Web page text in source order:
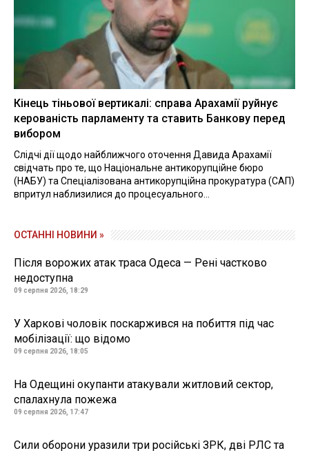
Кінець тіньової вертикалі: справа Арахамії руйнує
керованість парламенту та ставить Банкову перед
вибором
Слідчі дії щодо найближчого оточення Давида Арахамії
свідчать про те, що Національне антикорупційне бюро
(НАБУ) та Спеціалізована антикорупційна прокуратура (САП)
впритул наблизилися до процесуального...
ОСТАННІ НОВИНИ »
Після ворожих атак траса Одеса — Рені частково
недоступна
09 серпня 2026, 18:29
У Харкові чоловік поскаржився на побиття під час
мобілізації: що відомо
09 серпня 2026, 18:05
На Одещині окупанти атакували житловий сектор,
спалахнула пожежа
09 серпня 2026, 17:47
Сили оборони уразили три російські ЗРК, дві РЛС та